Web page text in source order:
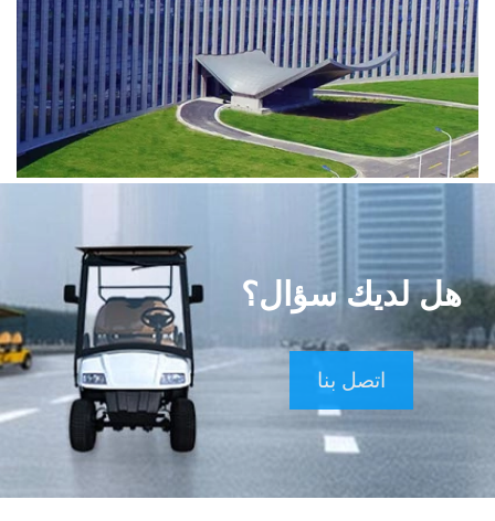
هل لديك سؤال؟
اتصل بنا